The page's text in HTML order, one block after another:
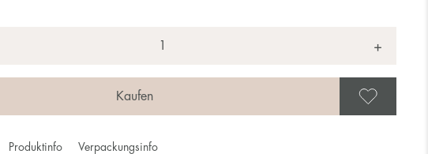
+
Produktinfo Verpackungsinfo